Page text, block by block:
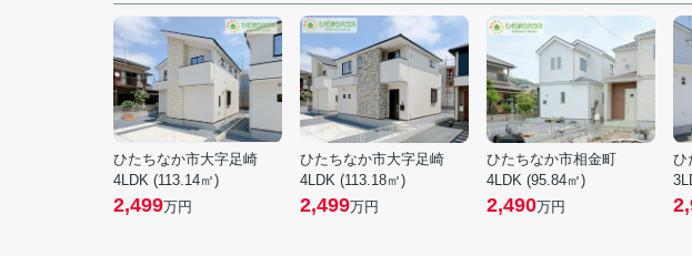
ひたちなか市大字足崎
4LDK (113.14㎡)
2,499万円
ひたちなか市大字足崎
4LDK (113.18㎡)
2,499万円
ひたちなか市相金町
4LDK (95.84㎡)
2,490万円
ひ